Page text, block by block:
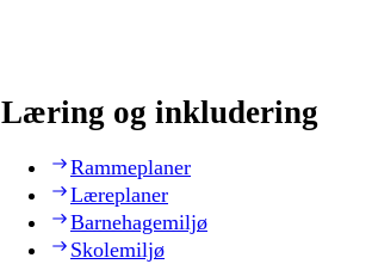
Læring og inkludering
Rammeplaner
Læreplaner
Barnehagemiljø
Skolemiljø